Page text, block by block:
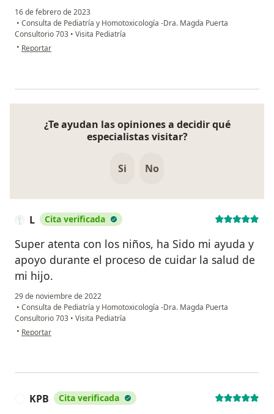
16 de febrero de 2023
• Consulta de Pediatría y Homotoxicología -Dra. Magda Puerta
Consultorio 703 • Visita Pediatría
• en opinión del usuario Lesly Castro a
Reportar
¿Te ayudan las opiniones a decidir qué
especialistas visitar?
Si No
L Cita verificada
Super atenta con los niños, ha Sido mi ayuda y
apoyo durante el proceso de cuidar la salud de
mi hijo.
29 de noviembre de 2022
• Consulta de Pediatría y Homotoxicología -Dra. Magda Puerta
Consultorio 703 • Visita Pediatría
• en opinión del usuario L
Reportar
KPB Cita verificada